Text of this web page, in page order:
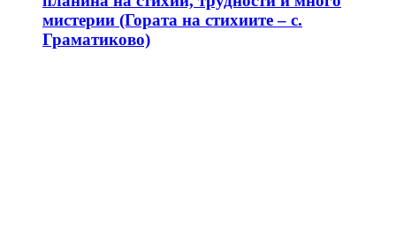
мистерии (Гората на стихиите – с.
Граматиково)